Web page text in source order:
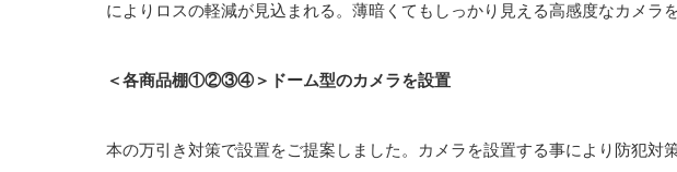
によりロスの軽減が見込まれる。薄暗くてもしっかり見える高感度なカメラを
＜各商品棚①②③④＞ドーム型のカメラを設置
本の万引き対策で設置をご提案しました。カメラを設置する事により防犯対